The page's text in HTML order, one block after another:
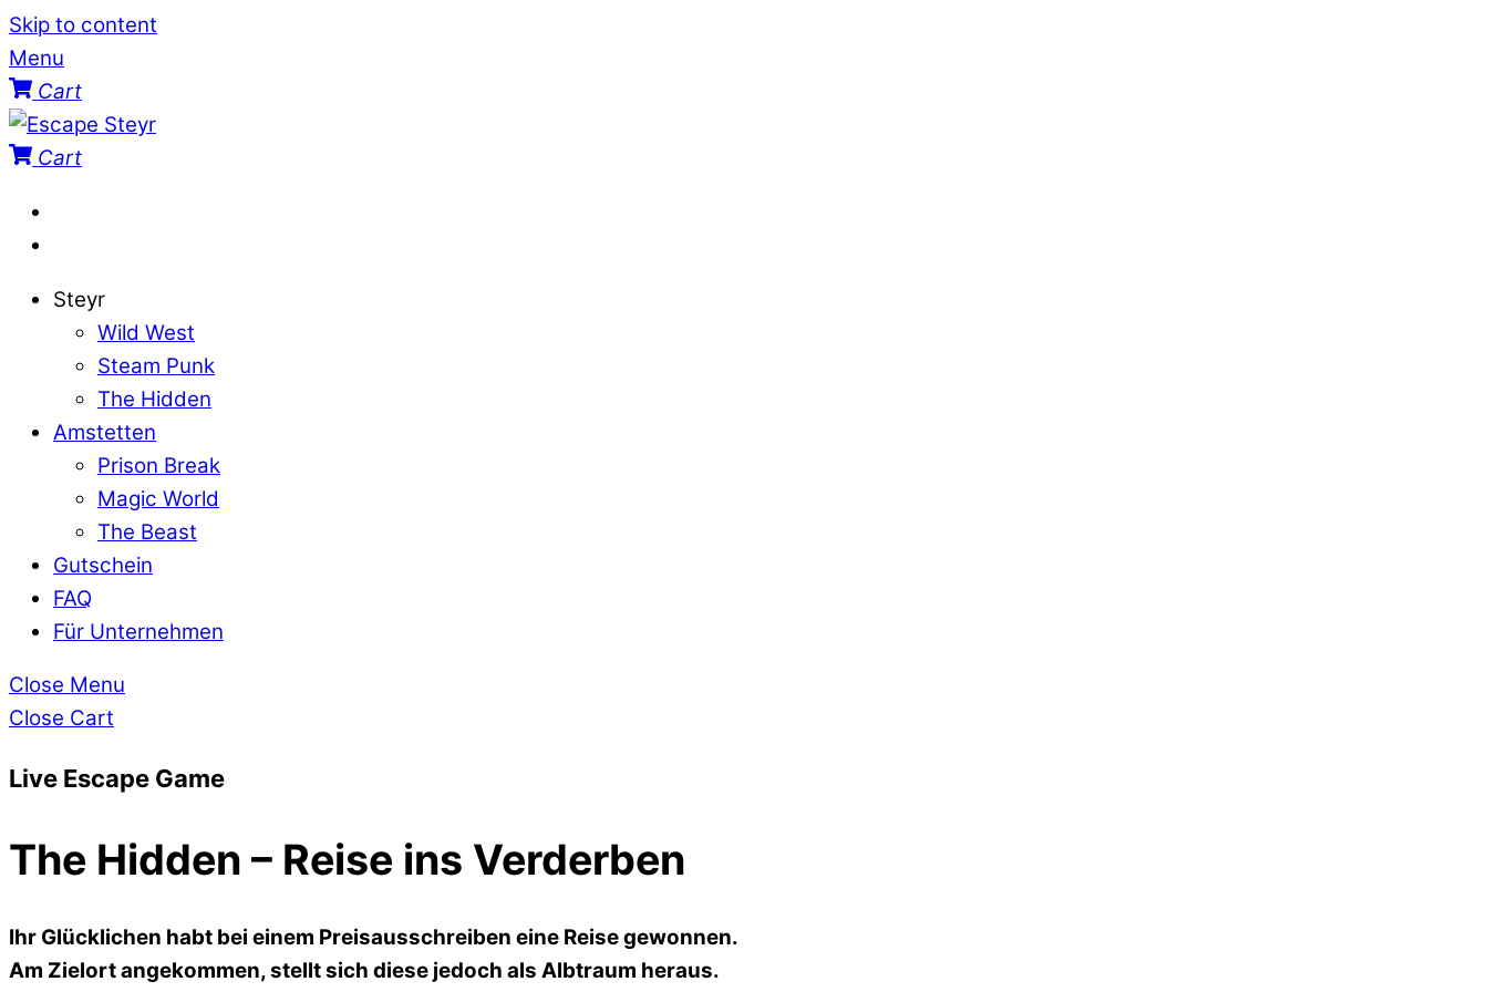
Skip to content
Menu
Cart
Cart
Steyr
Wild West
Steam Punk
The Hidden
Amstetten
Prison Break
Magic World
The Beast
Gutschein
FAQ
Für Unternehmen
Close Menu
Close Cart
Live Escape Game
The Hidden – Reise ins Verderben
Ihr Glücklichen habt bei einem Preisausschreiben eine Reise gewonnen.
Am Zielort angekommen, stellt sich diese jedoch als Albtraum heraus.